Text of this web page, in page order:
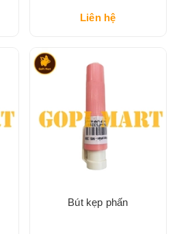
Liên hệ
Bút kẹp phấn